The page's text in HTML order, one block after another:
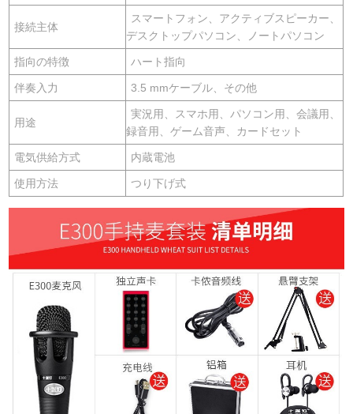
接続主体
スマートフォン、アクティブスピーカー、
デスクトップパソコン、ノートパソコン
指向の特徴 ハート指向
伴奏入力 3.5 mmケーブル、その他
用途
実況用、スマホ用、パソコン用、会議用、
録音用、ゲーム音声、カードセット
電気供給方式 内蔵電池
使用方法 つり下げ式